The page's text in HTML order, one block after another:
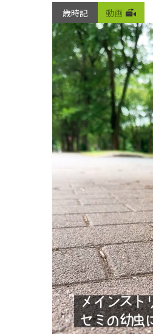
歳時記 動画